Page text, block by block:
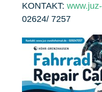
KONTAKT:
02624/ 7257